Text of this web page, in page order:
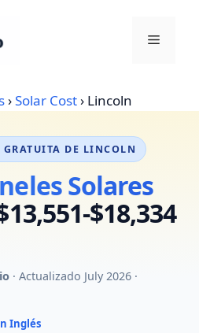
Menu
›Solar Cost› Lincoln
DE LINCOLN
Solares
$18,334
· Actualizado July 2026 ·
Inglés